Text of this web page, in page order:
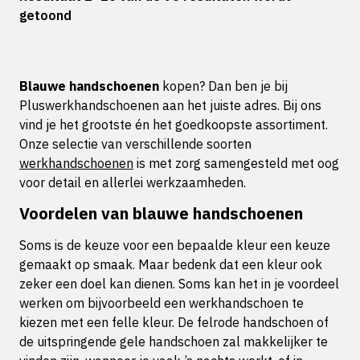
getoond
Blauwe handschoenen kopen? Dan ben je bij
Pluswerkhandschoenen aan het juiste adres. Bij ons
vind je het grootste én het goedkoopste assortiment.
Onze selectie van verschillende soorten
werkhandschoenen is met zorg samengesteld met oog
voor detail en allerlei werkzaamheden.
Voordelen van blauwe handschoenen
Soms is de keuze voor een bepaalde kleur een keuze
gemaakt op smaak. Maar bedenk dat een kleur ook
zeker een doel kan dienen. Soms kan het in je voordeel
werken om bijvoorbeeld een werkhandschoen te
kiezen met een felle kleur. De felrode handschoen of
de uitspringende gele handschoen zal makkelijker te